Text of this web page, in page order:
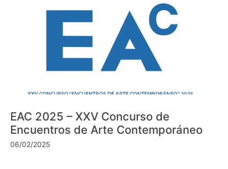
EAC 2025 – XXV Concurso de
Encuentros de Arte Contemporáneo
06/02/2025